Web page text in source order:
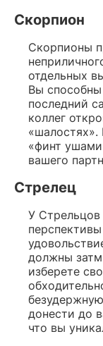
Скорпион
Скорпионы
отдельных
Вы способны
последний
коллег
«финт
вашего
Стрелец
У Стрельцов
должны
изберете
донести до
что вы